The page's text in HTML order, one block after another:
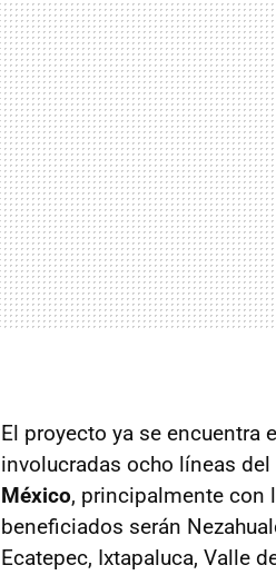
El proyecto ya se encuentra
involucradas ocho líneas
México, principalmente con
beneficiados serán
Ecatepec, Ixtapaluca, Valle